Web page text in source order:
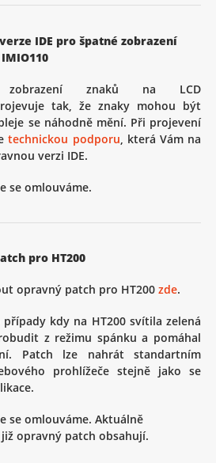
IDE pro špatné zobrazení
zobrazení znaků na LCD
tak, že znaky mohou být
se náhodně mění. Při projevení
technickou podporu , která Vám na
verzi IDE.
se omlouváme.
pro HT200
opravný patch pro HT200 zde.
kdy na HT200 svítila zelená
z režimu spánku a pomáhal
Patch lze nahrát standartním
prohlížeče stejně jako se
se omlouváme. Aktuálně
opravný patch obsahují.